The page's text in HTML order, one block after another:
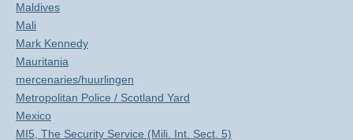
Maldives
Mali
Mark Kennedy
Mauritania
mercenaries/huurlingen
Metropolitan Police / Scotland Yard
Mexico
MI5, The Security Service (Mili. Int. Sect. 5)